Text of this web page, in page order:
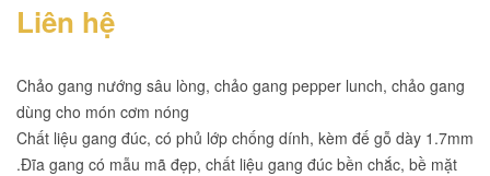
Liên hệ
Chảo gang nướng sâu lòng, chảo gang pepper lunch, chảo gang
dùng cho món cơm nóng
Chất liệu gang đúc, có phủ lớp chống dính, kèm đế gỗ dày 1.7mm
.Đĩa gang có mẫu mã đẹp, chất liệu gang đúc bền chắc, bề mặt